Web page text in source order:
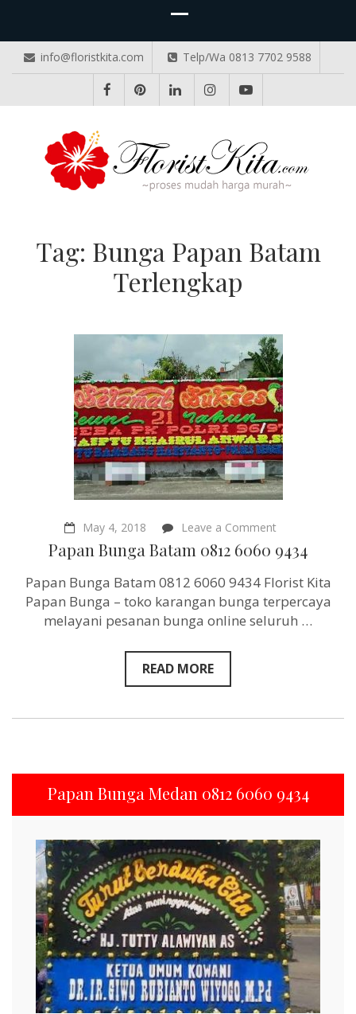
info@floristkita.com Telp/Wa 0813 7702 9588
Tag: Bunga Papan Batam
Terlengkap
May 4, 2018 Leave a Commenton
Bunga
0812
9434
Papan Bunga Batam 0812 6060 9434
Papan Bunga Batam 0812 6060 9434 Florist Kita
Papan Bunga – toko karangan bunga terpercaya
melayani pesanan bunga online seluruh …
READ MORE
Papan Bunga Medan 0812 6060 9434